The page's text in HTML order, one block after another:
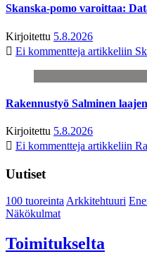
Skanska-pomo varoittaa:
Kirjoitettu 5.8.2026
Ei kommentteja artikkeliin
Rakennustyö Salminen
Kirjoitettu 5.8.2026
Ei kommentteja artikkeliin
Uutiset
100 tuoreintaArkkitehtuuri
Näkökulmat
Toimitukselta